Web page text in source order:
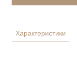
Характеристики